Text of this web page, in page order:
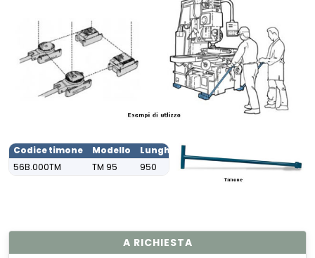
Codice timone Modello Lunghezza mm.
56B.000TM TM 95 950
A RICHIESTA